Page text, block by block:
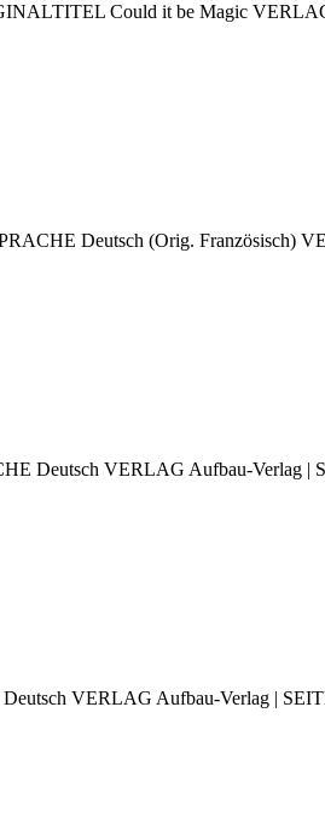
Could it be Magic
Deutsch (Orig. Französisch)
Deutsch VERLAG Aufbau-Verlag
VERLAG Aufbau-Verlag |